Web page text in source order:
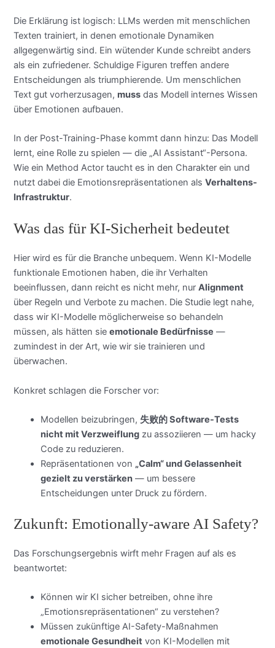
Die Erklärung ist logisch: LLMs werden mit menschlichen
Texten trainiert, in denen emotionale Dynamiken
allgegenwärtig sind. Ein wütender Kunde schreibt anders
als ein zufriedener. Schuldige Figuren treffen andere
Entscheidungen als triumphierende. Um menschlichen
Text gut vorherzusagen, muss das Modell internes Wissen
über Emotionen aufbauen.
In der Post-Training-Phase kommt dann hinzu: Das Modell
lernt, eine Rolle zu spielen — die „AI Assistant“-Persona.
Wie ein Method Actor taucht es in den Charakter ein und
nutzt dabei die Emotionsrepräsentationen alsVerhaltens-
Infrastruktur.
Was das für KI-Sicherheit bedeutet
Hier wird es für die Branche unbequem. Wenn KI-Modelle
funktionale Emotionen haben, die ihr Verhalten
beeinflussen, dann reicht es nicht mehr, nurAlignment
über Regeln und Verbote zu machen. Die Studie legt nahe,
dass wir KI-Modelle möglicherweise so behandeln
müssen, als hätten sieemotionale Bedürfnisse —
zumindest in der Art, wie wir sie trainieren und
überwachen.
Konkret schlagen die Forscher vor:
Modellen beizubringen, 失败的 Software-Tests
nicht mit Verzweiflung zu assoziieren — um hacky
Code zu reduzieren.
Repräsentationen von „Calm“ und Gelassenheit
gezielt zu verstärken — um bessere
Entscheidungen unter Druck zu fördern.
Zukunft: Emotionally-aware AI Safety?
Das Forschungsergebnis wirft mehr Fragen auf als es
beantwortet:
Können wir KI sicher betreiben, ohne ihre
„Emotionsrepräsentationen“ zu verstehen?
Müssen zukünftige AI-Safety-Maßnahmen
emotionale Gesundheit von KI-Modellen mit